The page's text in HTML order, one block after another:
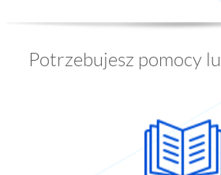
Potrzebujesz pomocy